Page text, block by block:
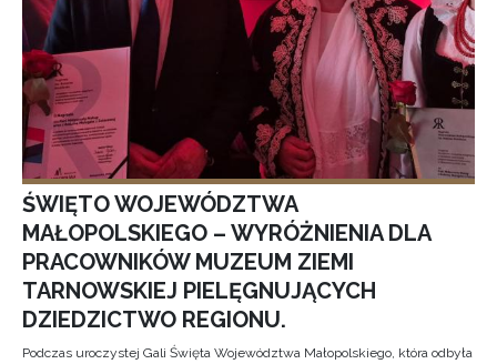
ŚWIĘTO WOJEWÓDZTWA
MAŁOPOLSKIEGO – WYRÓŻNIENIA DLA
PRACOWNIKÓW MUZEUM ZIEMI
TARNOWSKIEJ PIELĘGNUJĄCYCH
DZIEDZICTWO REGIONU.
Podczas uroczystej Gali Święta Województwa Małopolskiego, która odbyła